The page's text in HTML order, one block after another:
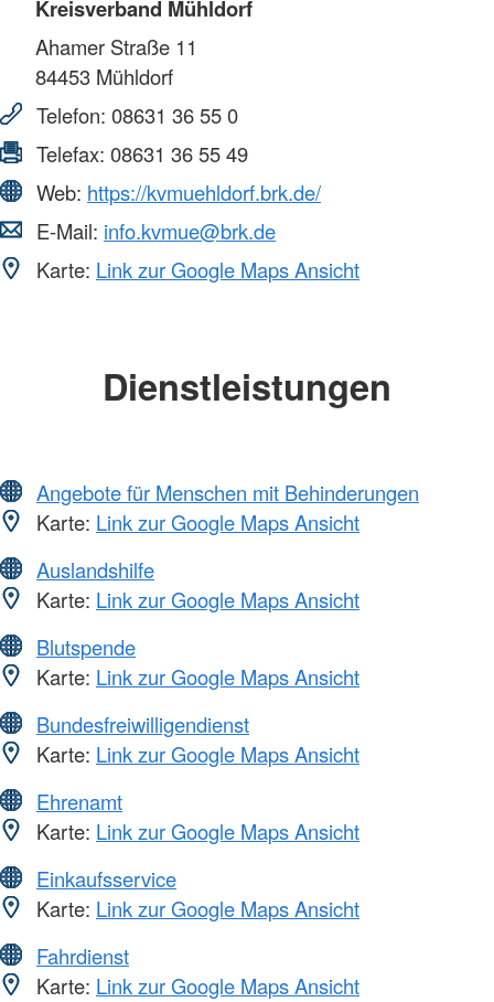
Kreisverband Mühldorf
Ahamer Straße 11
84453 Mühldorf
Telefon: 08631 36 55 0
Telefax: 08631 36 55 49
Web: https://kvmuehldorf.brk.de/
E-Mail: info.kvmue@brk.de
Karte: Link zur Google Maps Ansicht
Dienstleistungen
Angebote für Menschen mit Behinderungen
Karte: Link zur Google Maps Ansicht
Auslandshilfe
Karte: Link zur Google Maps Ansicht
Blutspende
Karte: Link zur Google Maps Ansicht
Bundesfreiwilligendienst
Karte: Link zur Google Maps Ansicht
Ehrenamt
Karte: Link zur Google Maps Ansicht
Einkaufsservice
Karte: Link zur Google Maps Ansicht
Fahrdienst
Karte: Link zur Google Maps Ansicht